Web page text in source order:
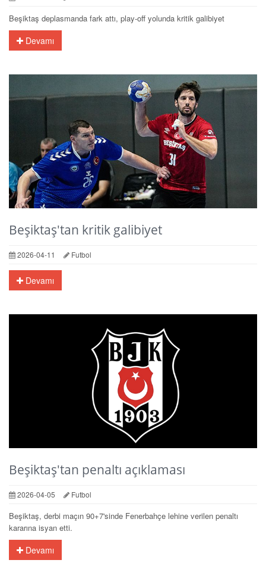
Beşiktaş deplasmanda fark attı, play-off yolunda kritik galibiyet
Devamı
Beşiktaş'tan kritik galibiyet
2026-04-11 Futbol
Devamı
Beşiktaş'tan penaltı açıklaması
2026-04-05 Futbol
Beşiktaş, derbi maçın 90+7'sinde Fenerbahçe lehine verilen penaltı
kararına isyan etti.
Devamı